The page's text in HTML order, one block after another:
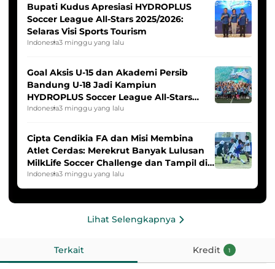
Bupati Kudus Apresiasi HYDROPLUS
Soccer League All-Stars 2025/2026:
Selaras Visi Sports Tourism
Indonesia3 minggu yang lalu
Goal Aksis U-15 dan Akademi Persib
Bandung U-18 Jadi Kampiun
HYDROPLUS Soccer League All-Stars
2025/2026
Indonesia3 minggu yang lalu
Cipta Cendikia FA dan Misi Membina
Atlet Cerdas: Merekrut Banyak Lulusan
MilkLife Soccer Challenge dan Tampil di
HYDROPLUS Soccer League
Indonesia3 minggu yang lalu
Lihat Selengkapnya
Terkait Kredit 1